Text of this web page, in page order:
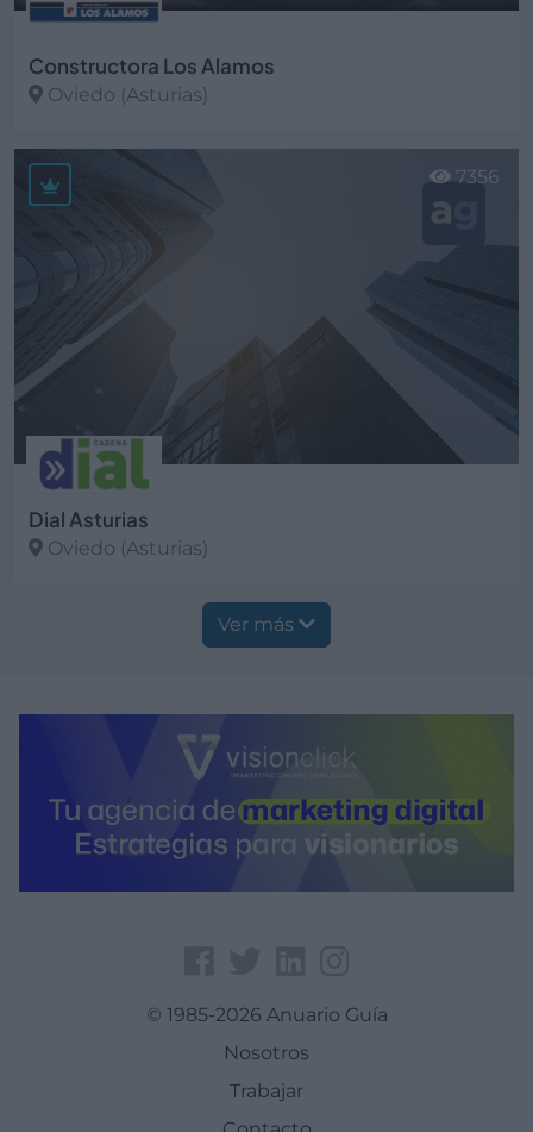
Constructora Los Alamos
Oviedo (Asturias)
Ver más
Dial Asturias
Oviedo (Asturias)
7356
Ver más
© 1985-2026 Anuario Guía
Nosotros
Trabajar